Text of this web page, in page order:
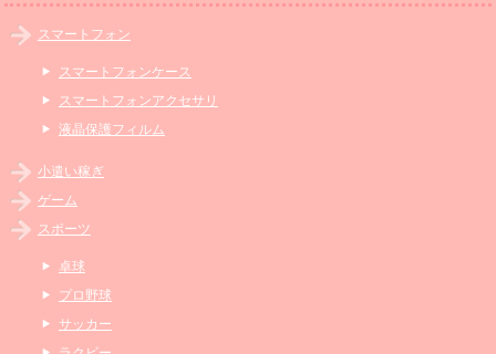
スマートフォン
スマートフォンケース
スマートフォンアクセサリ
液晶保護フィルム
小遣い稼ぎ
ゲーム
スポーツ
卓球
プロ野球
サッカー